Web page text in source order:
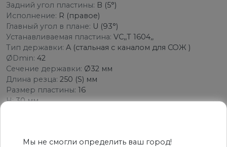
Мы не смогли определить ваш город!
Задний угол пластины: B (5°)
Исполнение: R (правое)
Главный угол в плане: U (93°)
Устанавливаемая пластина: VC,,T 1604,,
Тип державки: A (стальная с каналом для СОЖ )
ØDmin: 42
Сечение державки: Ø32 мм
Длина резца: 250 (S) мм
Размер пластины: 16
H: 30 мм